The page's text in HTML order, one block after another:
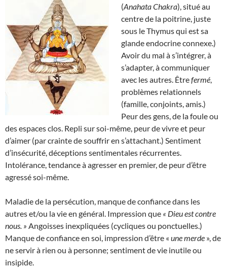
(Anahata Chakra), situé au
centre de la poitrine, juste
sous le Thymus qui est sa
glande endocrine connexe.)
Avoir du mal à s’intégrer, à
s’adapter, à communiquer
avec les autres. Êtrefermé,
problèmes relationnels
(famille, conjoints, amis.)
Peur des gens, de la foule ou
des espaces clos. Repli sur soi-même, peur de vivre et peur
d’aimer (par crainte de souffrir en s’attachant.) Sentiment
d’insécurité, déceptions sentimentales récurrentes.
Intolérance, tendance à agresser en premier, de peur d’être
agressé soi-même.
Maladie de la persécution, manque de confiance dans les
autres et/ou la vie en général. Impression que « Dieu est contre
nous. » Angoisses inexpliquées (cycliques ou ponctuelles.)
Manque de confiance en soi, impression d’être « une merde », de
ne servir à rien ou à personne; sentiment de vie inutile ou
insipide.